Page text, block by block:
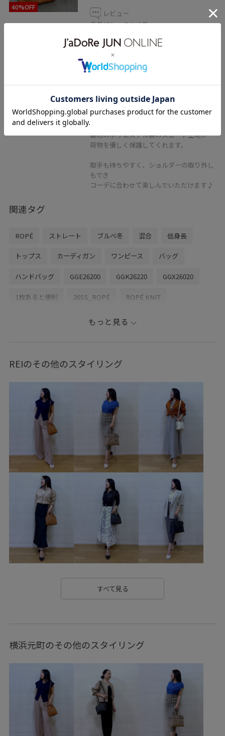
40%OFF
レビュー
身長152cm Fサイズ
が
相まって綺麗めからカジュアルにと
幅広くお使いいただけるバッグです。
小ぶりのバッグですがマチがあり
収納力はしっかりあります。
表の牛革のシュリンクは擦れに強く耐久性
裏地のポリエステル製のスエード生地が
荷物を優しく保護してくれます。
取手も持ちやすく、ショルダーの取り外し
もでき
コーデに合わせて楽しんでいただけます♪
関連タグ
ROPÉ ストレート ブルべ冬 混合 低身長
トップス カーディガン ワンピース バッグ
ハンドバッグ GGE26200 GGK26220 GGX26020
1枚あると便利 26SS_ROPÉ ROPÉ KNIT
ROPÉ_LEVITA ROPÉ_シアートップス
さらっと着れる さらりとした
クルーネック シアー シアーカーディガン
シワになりにくい シンプル スエード
スタイルアップ スタンプラリー対象
タンクトップ ニットワンピース ニット素材
パンプス フリル フレンチスリーブ
プレーティング ポリエステル ラメ
レディライク 万能アイテム 上品
光沢感 冷房対策
女性らしいシルエット 幅広 快適 快適な着心地
落ち感 薄手 財布 透け感
もっと見る
REIのその他のスタイリング
すべて見る
横浜元町のその他のスタイリング